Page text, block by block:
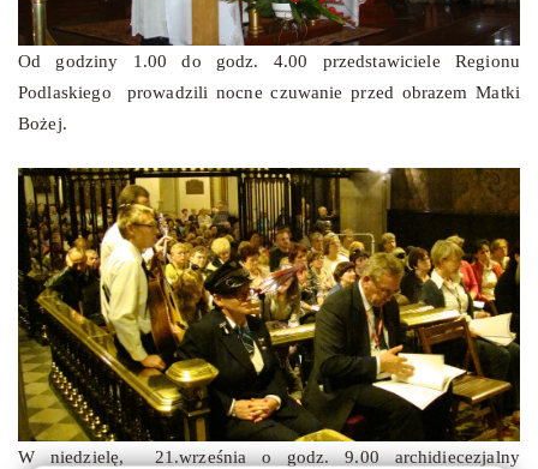
Od godziny 1.00 do godz. 4.00 przedstawiciele Regionu
Podlaskiego prowadzili nocne czuwanie przed obrazem Matki
Bożej.
W niedzielę, 21.września o godz. 9.00 archidiecezjalny